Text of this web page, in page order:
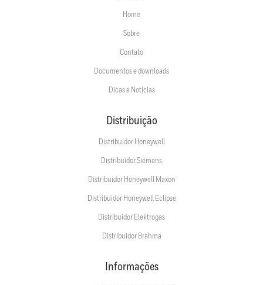
Home
Sobre
Contato
Documentos e downloads
Dicas e Notícias
Distribuição
Distribuidor Honeywell
Distribuidor Siemens
Distribuidor Honeywell Maxon
Distribuidor Honeywell Eclipse
Distribuidor Elektrogas
Distribuidor Brahma
Informações